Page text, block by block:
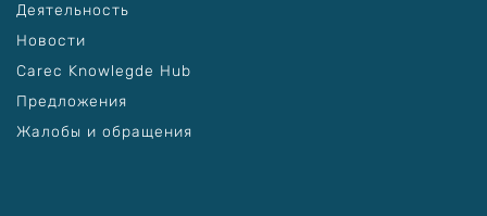
Деятельность
Новости
Carec Knowlegde Hub
Предложения
Жалобы и обращения